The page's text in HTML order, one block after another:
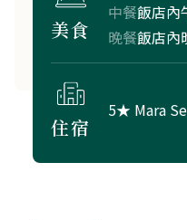
美食
中餐飯店內
晚餐飯店內
住宿
5★ Mara